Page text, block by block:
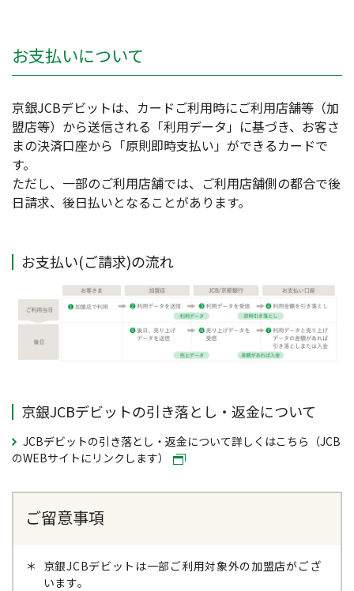
お支払いについて
京銀JCBデビットは、カードご利用時にご利用店舗等（加
盟店等）から送信される「利用データ」に基づき、お客さ
まの決済口座から「原則即時支払い」ができるカードで
す。
ただし、一部のご利用店舗では、ご利用店舗側の都合で後
日請求、後日払いとなることがあります。
お支払い(ご請求)の流れ
京銀JCBデビットの引き落とし・返金について
JCBデビットの引き落とし・返金について詳しくはこちら（JCB
のWEBサイトにリンクします）
ご留意事項
＊ 京銀JCBデビットは一部ご利用対象外の加盟店がござ
います。